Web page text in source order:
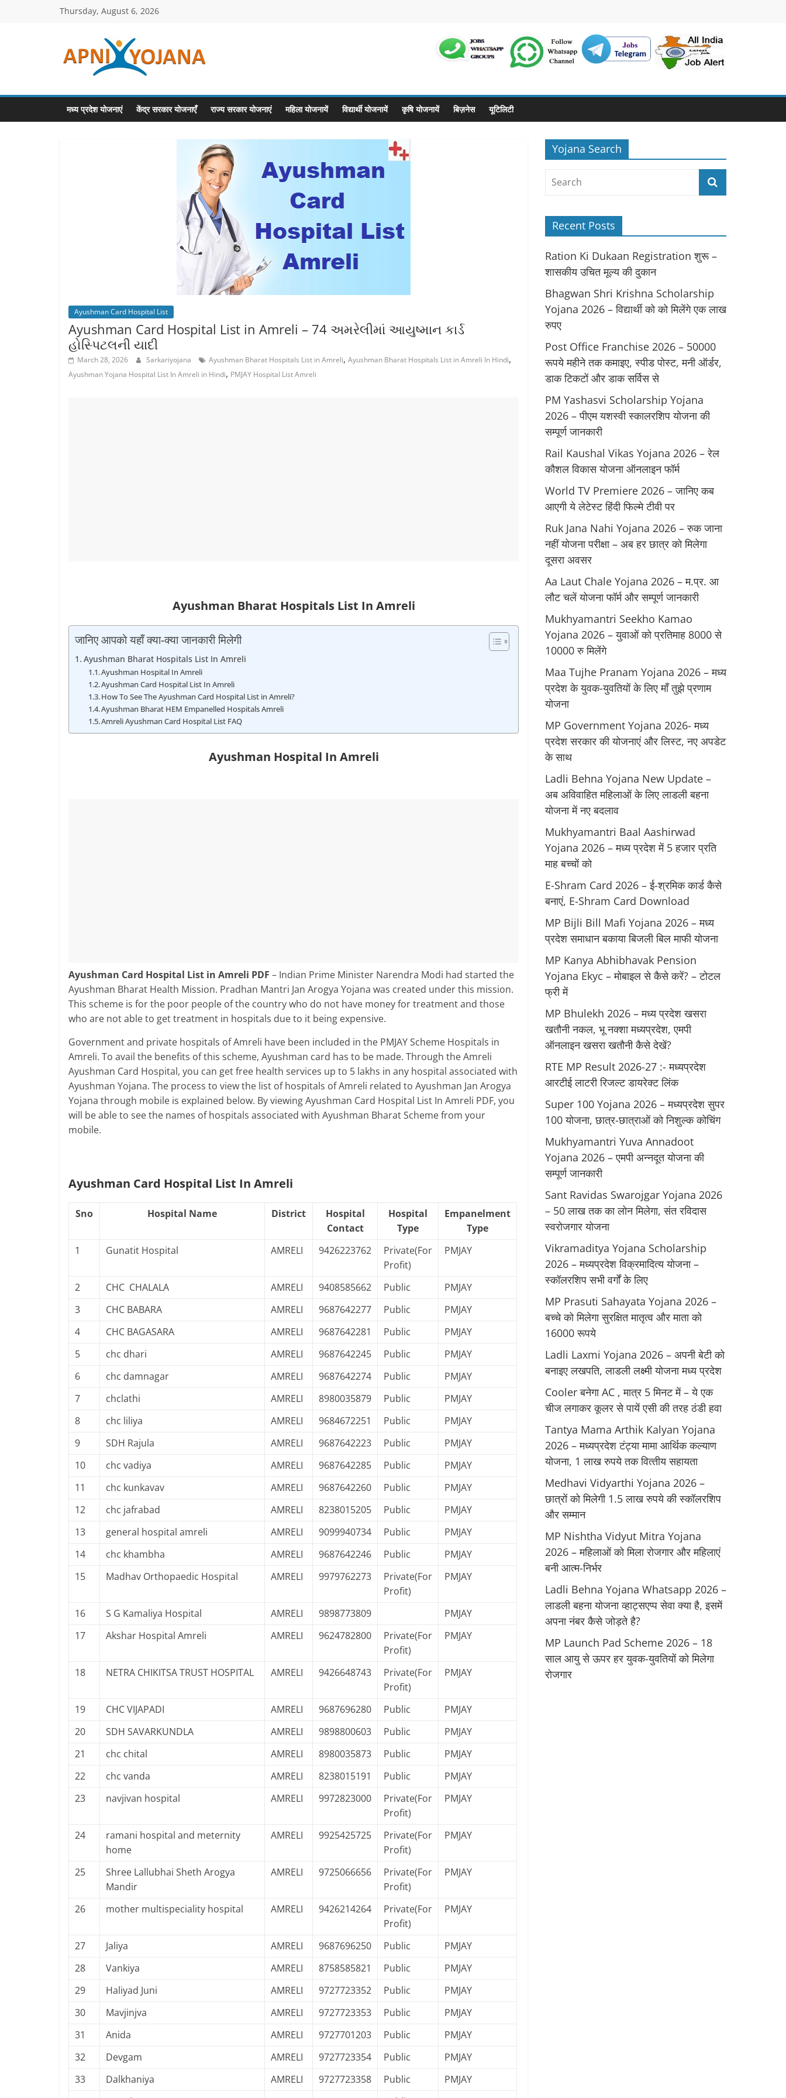
Thursday, August 6, 2026
ApniYojana.com
सरकारी
योजनाएँ,
प्रधानमंत्री
मध्य प्रदेश योजनाएं केंद्र सरकार योजनाएँ राज्य सरकार योजनाएं महिला योजनायें विद्यार्थी योजनायें कृषि योजनायें बिज़नेस यूटिलिटी
Ayushman Card Hospital List
Ayushman Card Hospital List in Amreli – 74 અમરેલીમાં આયુષ્માન કાર્ડ
હોસ્પિટલની યાદી
March 28, 2026 Sarkariyojana Ayushman Bharat Hospitals List in Amreli, Ayushman Bharat Hospitals List in Amreli In Hindi,
Ayushman Yojana Hospital List In Amreli in Hindi, PMJAY Hospital List Amreli
Ayushman Bharat Hospitals List In Amreli
जानिए आपको यहाँ क्या-क्या जानकारी मिलेगी
Ayushman Bharat Hospitals List In Amreli
Ayushman Hospital In Amreli
Ayushman Card Hospital List In Amreli
How To See The Ayushman Card Hospital List in Amreli?
Ayushman Bharat HEM Empanelled Hospitals Amreli
Amreli Ayushman Card Hospital List FAQ
Ayushman Hospital In Amreli
Ayushman Card Hospital List in Amreli PDF – Indian Prime Minister Narendra Modi had started the
Ayushman Bharat Health Mission. Pradhan Mantri Jan Arogya Yojana was created under this mission.
This scheme is for the poor people of the country who do not have money for treatment and those
who are not able to get treatment in hospitals due to it being expensive.
Government and private hospitals of Amreli have been included in the PMJAY Scheme Hospitals in
Amreli. To avail the benefits of this scheme, Ayushman card has to be made. Through the Amreli
Ayushman Card Hospital, you can get free health services up to 5 lakhs in any hospital associated with
Ayushman Yojana. The process to view the list of hospitals of Amreli related to Ayushman Jan Arogya
Yojana through mobile is explained below. By viewing Ayushman Card Hospital List In Amreli PDF, you
will be able to see the names of hospitals associated with Ayushman Bharat Scheme from your
mobile.
Ayushman Card Hospital List In Amreli
Sno Hospital Name District
Hospital
Contact
Hospital
Type
Empanelment
Type
1
Gunatit Hospital AMRELI 9426223762
Private(For
Profit)
PMJAY
2 CHC CHALALA AMRELI 9408585662 Public
PMJAY
3
CHC BABARA AMRELI 9687642277 Public
PMJAY
4
CHC BAGASARA AMRELI 9687642281 Public
PMJAY
5
chc dhari AMRELI 9687642245 Public
PMJAY
6
chc damnagar AMRELI 9687642274 Public
PMJAY
7
chclathi AMRELI 8980035879 Public
PMJAY
8
chc liliya AMRELI 9684672251 Public
PMJAY
9
SDH Rajula AMRELI 9687642223 Public
PMJAY
10
chc vadiya AMRELI 9687642285 Public
PMJAY
11
chc kunkavav AMRELI 9687642260 Public
PMJAY
12
chc jafrabad AMRELI 8238015205 Public
PMJAY
13
general hospital amreli AMRELI 9099940734 Public
PMJAY
14
chc khambha AMRELI 9687642246 Public
PMJAY
15
Madhav Orthopaedic Hospital AMRELI 9979762273
Private(For
Profit)
PMJAY
16 S G Kamaliya Hospital AMRELI 9898773809
PMJAY
17
Akshar Hospital Amreli AMRELI 9624782800
Private(For
Profit)
PMJAY
18 NETRA CHIKITSA TRUST HOSPITAL AMRELI 9426648743
Private(For
Profit)
PMJAY
19 CHC VIJAPADI AMRELI 9687696280 Public
PMJAY
20
SDH SAVARKUNDLA AMRELI 9898800603 Public
PMJAY
21
chc chital AMRELI 8980035873 Public
PMJAY
22
chc vanda AMRELI 8238015191 Public
PMJAY
23
navjivan hospital AMRELI 9972823000
Private(For
Profit)
PMJAY
24
ramani hospital and meternity
home
AMRELI 9925425725
Private(For
Profit)
PMJAY
25
Shree Lallubhai Sheth Arogya
Mandir
AMRELI 9725066656
Private(For
Profit)
PMJAY
26 mother multispeciality hospital AMRELI 9426214264
Private(For
Profit)
PMJAY
27 Jaliya AMRELI 9687696250 Public
PMJAY
28
Vankiya AMRELI 8758585821 Public
PMJAY
29
Haliyad Juni AMRELI 9727723352 Public
PMJAY
30
Mavjinjva AMRELI 9727723353 Public
PMJAY
31
Anida AMRELI 9727701203 Public
PMJAY
32
Devgam AMRELI 9727723354 Public
PMJAY
33
Dalkhaniya AMRELI 9727723358 Public
PMJAY
Yojana Search
Recent Posts
Ration Ki Dukaan Registration शुरू –
शासकीय उचित मूल्य की दुकान
Bhagwan Shri Krishna Scholarship
Yojana 2026 – विद्यार्थी को को मिलेंगे एक लाख
रुपए
Post Office Franchise 2026 – 50000
रूपये महीने तक कमाइए, स्पीड पोस्ट, मनी ऑर्डर,
डाक टिकटों और डाक सर्विस से
PM Yashasvi Scholarship Yojana
2026 – पीएम यशस्वी स्कालरशिप योजना की
सम्पूर्ण जानकारी
Rail Kaushal Vikas Yojana 2026 – रेल
कौशल विकास योजना ऑनलाइन फॉर्म
World TV Premiere 2026 – जानिए कब
आएगी ये लेटेस्ट हिंदी फिल्मे टीवी पर
Ruk Jana Nahi Yojana 2026 – रुक जाना
नहीं योजना परीक्षा – अब हर छात्र को मिलेगा
दूसरा अवसर
Aa Laut Chale Yojana 2026 – म.प्र. आ
लौट चलें योजना फॉर्म और सम्पूर्ण जानकारी
Mukhyamantri Seekho Kamao
Yojana 2026 – युवाओं को प्रतिमाह 8000 से
10000 रु मिलेंगे
Maa Tujhe Pranam Yojana 2026 – मध्य
प्रदेश के युवक-युवतियों के लिए मॉं तुझे प्रणाम
योजना
MP Government Yojana 2026- मध्य
प्रदेश सरकार की योजनाएं और लिस्ट, नए अपडेट
के साथ
Ladli Behna Yojana New Update –
अब अविवाहित महिलाओं के लिए लाडली बहना
योजना में नए बदलाव
Mukhyamantri Baal Aashirwad
Yojana 2026 – मध्य प्रदेश में 5 हजार प्रति
माह बच्चों को
E-Shram Card 2026 – ई-श्रमिक कार्ड कैसे
बनाएं, E-Shram Card Download
MP Bijli Bill Mafi Yojana 2026 – मध्य
प्रदेश समाधान बकाया बिजली बिल माफी योजना
MP Kanya Abhibhavak Pension
Yojana Ekyc – मोबाइल से कैसे करें? – टोटल
फ्री में
MP Bhulekh 2026 – मध्य प्रदेश खसरा
खतौनी नकल, भू नक्शा मध्यप्रदेश, एमपी
ऑनलाइन खसरा खतौनी कैसे देखें?
RTE MP Result 2026-27 :- मध्‍यप्रदेश
आरटीई लाटरी रिजल्ट डायरेक्ट लिंक
Super 100 Yojana 2026 – मध्यप्रदेश सुपर
100 योजना, छात्र-छात्राओं को निशुल्क कोचिंग
Mukhyamantri Yuva Annadoot
Yojana 2026 – एमपी अन्नदूत योजना की
सम्पूर्ण जानकारी
Sant Ravidas Swarojgar Yojana 2026
– 50 लाख तक का लोन मिलेगा, संत रविदास
स्वरोजगार योजना
Vikramaditya Yojana Scholarship
2026 – मध्‍यप्रदेश विक्रमादित्‍य योजना –
स्‍कॉलरशिप सभी वर्गों के लिए
MP Prasuti Sahayata Yojana 2026 –
बच्चे को मिलेगा सुरक्षित मातृत्व और माता को
16000 रूपये
Ladli Laxmi Yojana 2026 – अपनी बेटी को
बनाइए लखपति, लाडली लक्ष्मी योजना मध्य प्रदेश
Cooler बनेगा AC , मात्र 5 मिनट में – ये एक
चीज लगाकर कूलर से पायें एसी की तरह ठंडी हवा
Tantya Mama Arthik Kalyan Yojana
2026 – मध्‍यप्रदेश टंट्या मामा आर्थिक कल्‍याण
योजना, 1 लाख रुपये तक वित्‍तीय सहायता
Medhavi Vidyarthi Yojana 2026 –
छात्रों को मिलेगी 1.5 लाख रुपये की स्कॉलरशिप
और सम्मान
MP Nishtha Vidyut Mitra Yojana
2026 – महिलाओं को मिला रोजगार और महिलाएं
बनी आत्म-निर्भर
Ladli Behna Yojana Whatsapp 2026 –
लाडली बहना योजना व्‍हाट्सएप्‍प सेवा क्‍या है, इसमें
अपना नंबर कैसे जोड़ते है?
MP Launch Pad Scheme 2026 – 18
साल आयु से ऊपर हर युवक-युवतियों को मिलेगा
रोजगार